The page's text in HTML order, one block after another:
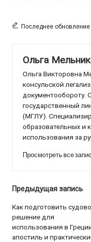
Последнее обновление
Ольга
Ольга Викторовна
консульской
документообороту.
государственный
(МГЛУ).
образовательных и
использования за
Просмотреть все
Навигация
по
записям
Предыдущая запись
Как подготовить
решение для
использования в
апостиль и